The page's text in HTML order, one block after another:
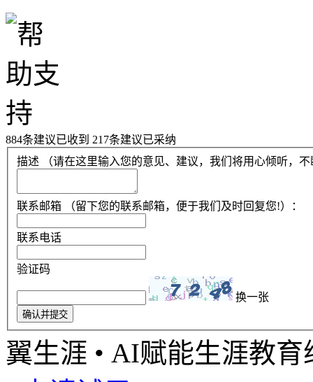
884条建议已收到 217条建议已采纳
描述
（请在这里输入您的意见、建议，我们将用心倾听，
联系邮箱 （留下您的联系邮箱，便于我们及时回复您!）：
联系电话
验证码
换一张
确认并提交
翼生涯 • AI赋能生涯教